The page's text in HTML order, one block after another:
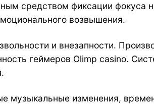
средством фиксации
возвышения.
и внезапности.
геймеров Olimp casino.
музыкальные изменения,